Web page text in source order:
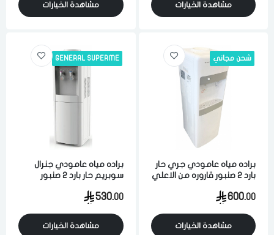
مشاهدة الخيارات مشاهدة الخيارات
شحن مجاني
براده مياه عامودي جري حار
بارد 2 صنبور قاروره من الاعلي
600.00
مشاهدة الخيارات
GENERAL SUPERME
براده مياه عامودي جنرال
سوبريم حار بارد 2 صنبور
البارد 2 لتر و الحار 5 لتر ابيض530.00
مشاهدة الخيارات